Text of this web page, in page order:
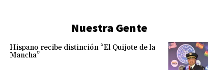
Nuestra Gente
Hispano recibe distinción “El Quijote de la
Mancha”